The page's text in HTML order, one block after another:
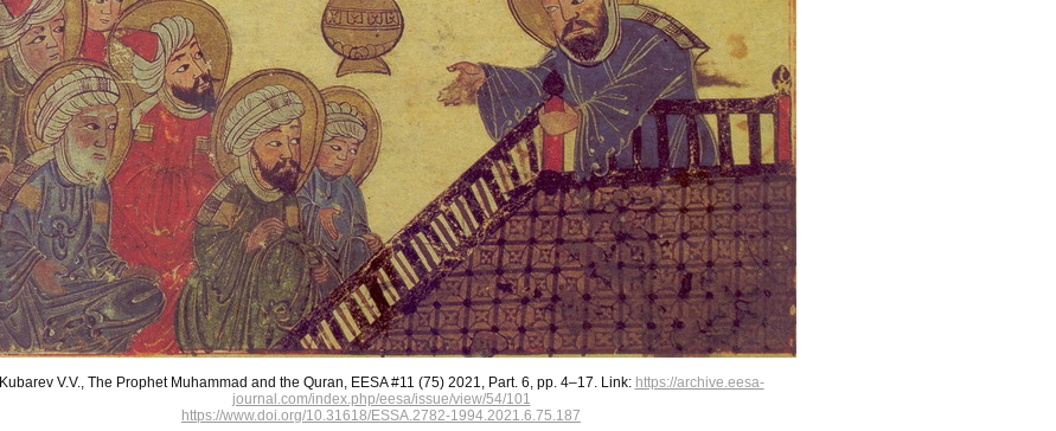
Kubarev V.V., The Prophet Muhammad and the Quran, EESA #11 (75) 2021, Part. 6, pp. 4–17. Link: https://archive.eesa-
journal.com/index.php/eesa/issue/view/54/101
https://www.doi.org/10.31618/ESSA.2782-1994.2021.6.75.187